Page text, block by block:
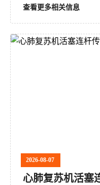
查看更多相关信息
2026-08-07
心肺复苏机活塞